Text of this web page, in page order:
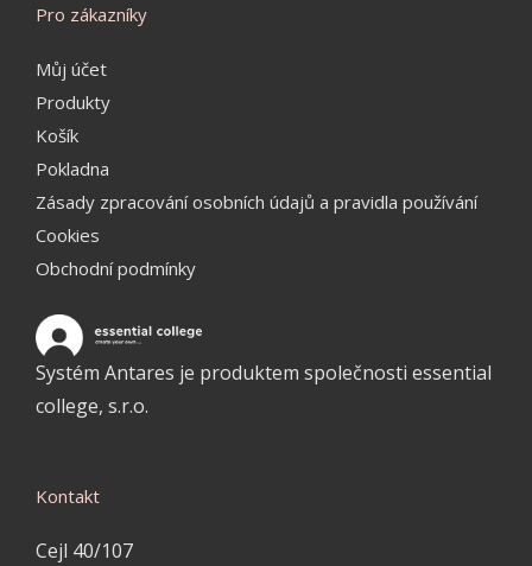
Pro zákazníky
Můj účet
Produkty
Košík
Pokladna
Zásady zpracování osobních údajů a pravidla používání
Cookies
Obchodní podmínky
Systém Antares je produktem společnosti essential
college, s.r.o.
Kontakt
Cejl 40/107